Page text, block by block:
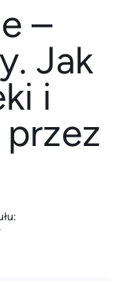
–
Jak
i